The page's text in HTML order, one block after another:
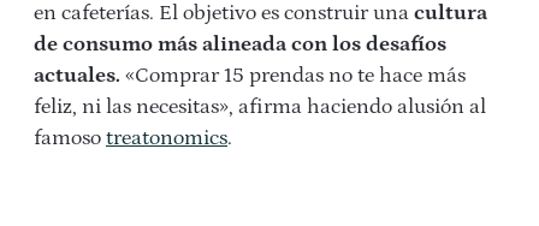
en cafeterías. El objetivo es construir una cultura
de consumo más alineada con los desafíos
actuales. «Comprar 15 prendas no te hace más
feliz, ni las necesitas», afirma haciendo alusión al
famoso treatonomics.